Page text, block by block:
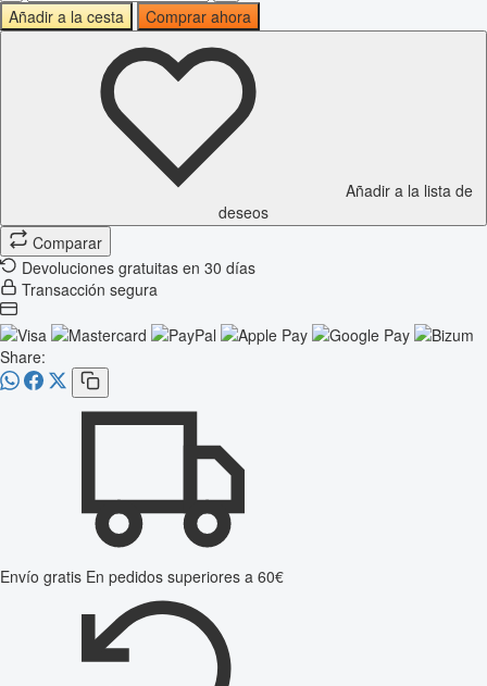
Añadir a la cesta
Comprar ahora
Añadir a la lista de
deseos
Comparar
Devoluciones gratuitas en 30 días
Transacción segura
Share:
Envío gratis En pedidos superiores a 60€